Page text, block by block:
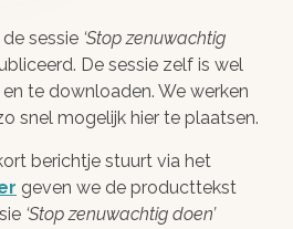
sessie Stop zenuwachtig
De sessie zelf is wel
te downloaden. We werken
snel mogelijk hier te plaatsen.
berichtje stuurt via het
geven we de producttekst
Stop zenuwachtig doen